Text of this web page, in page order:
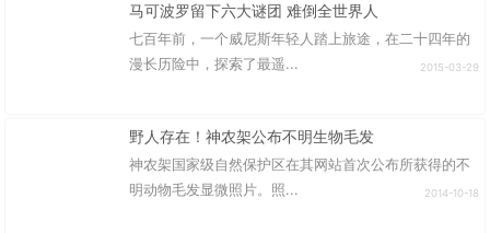
马可波罗留下六大谜团 难倒全世界人
七百年前，一个威尼斯年轻人踏上旅途，在二十四年的
漫长历险中，探索了最遥...
2015-03-29
野人存在！神农架公布不明生物毛发
神农架国家级自然保护区在其网站首次公布所获得的不
明动物毛发显微照片。照...
2014-10-18